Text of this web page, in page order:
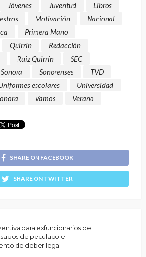
Jóvenes Juventud
Libros
Motivación
Nacional
Primera Mano
Quirrín
Redacción
Ruiz Quirrín
SEC
Sonora Sonorenses
TVD
escolares
Universidad
Vamos Verano
SHARE ON FACEBOOK
SHARE ON TWITTER
para exfuncionarios de
de peculado e
de deber legal